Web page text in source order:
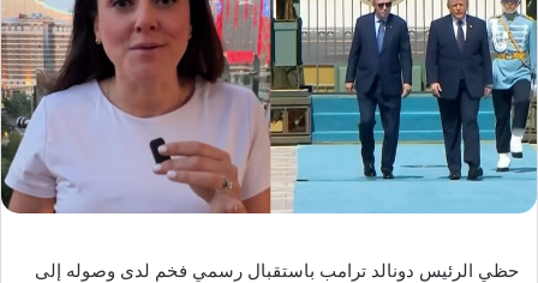
حظي الرئيس دونالد ترامب باستقبال رسمي فخم لدى وصوله إلى